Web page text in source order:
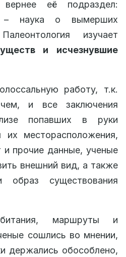
её подраздел:
– наука о вымерших
изучает
и исчезнувшие
работу, т.к.
и все заключения
попавших в руки
их месторасположения,
и прочие данные, ученые
внешний вид, а также
существования
маршруты и
сошлись во мнении,
держались обособлено,